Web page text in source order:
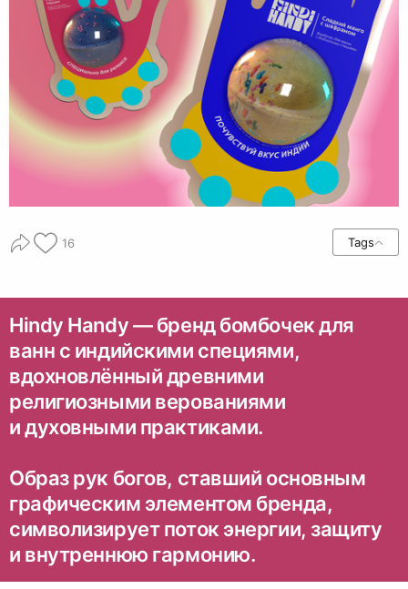
16 Tags
Hindy Handy — бренд бомбочек для
ванн с индийскими специями,
вдохновлённый древними
религиозными верованиями
и духовными практиками.
Образ рук богов, ставший основным
графическим элементом бренда,
символизирует поток энергии, защиту
и внутреннюю гармонию.